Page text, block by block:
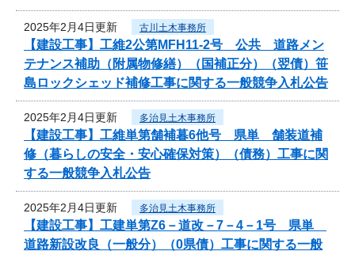
2025年2月4日更新 古川土木事務所
【建設工事】工維2公第MFH11-2号 公共 道路メン
テナンス補助（附属物修繕）（国補正分）（翌債）笹
島ロックシェッド補修工事に関する一般競争入札公告
2025年2月4日更新 多治見土木事務所
【建設工事】工維単第舗補暮6他号 県単 舗装道補
修（暮らしの安全・安心確保対策）（債務）工事に関
する一般競争入札公告
2025年2月4日更新 多治見土木事務所
【建設工事】工建単第Z6－道改－7－4－1号 県単
道路新設改良（一般分）（0県債）工事に関する一般